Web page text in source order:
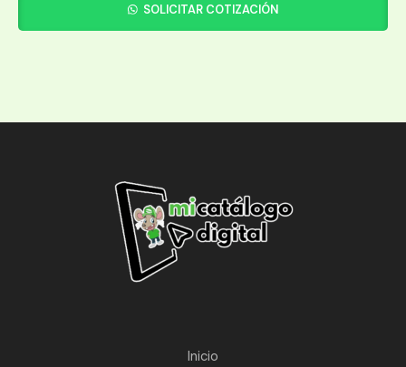
SOLICITAR COTIZACIÓN
Inicio